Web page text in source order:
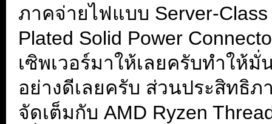
ภาคจ่ายไฟแบบ Server-Class
Plated Solid Power
เซิพเวอร์มาให้เลยครับทำให้
อย่างดีเลยครับ ส่วนประสิทธิ
จัดเต็มกับ AMD Ryzen